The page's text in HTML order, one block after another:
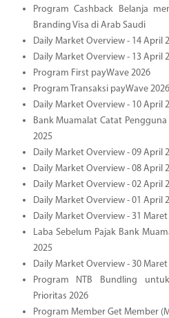
Program Cashback Belanja
Branding Visa di Arab Saudi
Daily Market Overview - 14 April
Daily Market Overview - 13 April
Program First payWave 2026
Program Transaksi payWave 2026
Daily Market Overview - 10 April
Bank Muamalat Catat
2025
Daily Market Overview - 09 April
Daily Market Overview - 08 April
Daily Market Overview - 02 April
Daily Market Overview - 01 April
Daily Market Overview - 31 Maret
Laba Sebelum Pajak Bank
2025
Daily Market Overview - 30 Maret
Program NTB Bundling
Prioritas 2026
Program Member Get Member